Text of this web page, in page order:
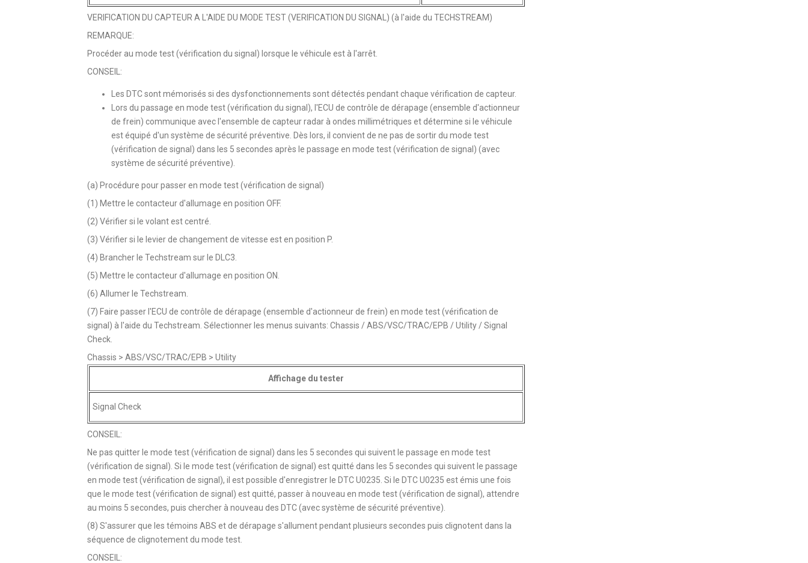
VERIFICATION DU CAPTEUR A L'AIDE DU MODE TEST (VERIFICATION DU SIGNAL) (à l'aide du TECHSTREAM)
REMARQUE:
Procéder au mode test (vérification du signal) lorsque le véhicule est à l'arrêt.
CONSEIL:
Les DTC sont mémorisés si des dysfonctionnements sont détectés pendant chaque vérification de capteur.
Lors du passage en mode test (vérification du signal), l'ECU de contrôle de dérapage (ensemble d'actionneur
de frein) communique avec l'ensemble de capteur radar à ondes millimétriques et détermine si le véhicule
est équipé d'un système de sécurité préventive. Dès lors, il convient de ne pas de sortir du mode test
(vérification de signal) dans les 5 secondes après le passage en mode test (vérification de signal) (avec
système de sécurité préventive).
(a) Procédure pour passer en mode test (vérification de signal)
(1) Mettre le contacteur d'allumage en position OFF.
(2) Vérifier si le volant est centré.
(3) Vérifier si le levier de changement de vitesse est en position P.
(4) Brancher le Techstream sur le DLC3.
(5) Mettre le contacteur d'allumage en position ON.
(6) Allumer le Techstream.
(7) Faire passer l'ECU de contrôle de dérapage (ensemble d'actionneur de frein) en mode test (vérification de
signal) à l'aide du Techstream. Sélectionner les menus suivants: Chassis / ABS/VSC/TRAC/EPB / Utility / Signal
Check.
Chassis > ABS/VSC/TRAC/EPB > Utility
Affichage du tester
Signal Check
CONSEIL:
Ne pas quitter le mode test (vérification de signal) dans les 5 secondes qui suivent le passage en mode test
(vérification de signal). Si le mode test (vérification de signal) est quitté dans les 5 secondes qui suivent le passage
en mode test (vérification de signal), il est possible d'enregistrer le DTC U0235. Si le DTC U0235 est émis une fois
que le mode test (vérification de signal) est quitté, passer à nouveau en mode test (vérification de signal), attendre
au moins 5 secondes, puis chercher à nouveau des DTC (avec système de sécurité préventive).
(8) S'assurer que les témoins ABS et de dérapage s'allument pendant plusieurs secondes puis clignotent dans la
séquence de clignotement du mode test.
CONSEIL: